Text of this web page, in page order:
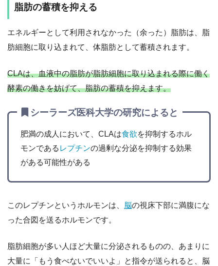
脂肪の蓄積を抑える
エネルギーとして利用されなかった（余った）脂肪は、脂
肪細胞に取り込まれて、体脂肪として蓄積されます。
CLAは、血液中の脂肪が脂肪細胞に取り込まれる際に働く
酵素の働きを妨げて、脂肪の蓄積を抑えます。
シーラーズ医科大学の研究によると
肥満の成人において、CLAは食欲を抑制するホル
モンである レプチンの過剰な分泌を抑制する効果
がある可能性がある
このレプチンというホルモンは、 脳の視床下部に満腹にな
った合図を送るホルモンです。
脂肪細胞が多い人ほど大量に分泌されるものの、あまりに
大量に「もう食べないでいいよ」と指令が送られると、脳